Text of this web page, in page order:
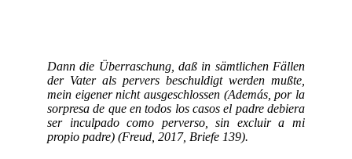
Dann die Überraschung, daß in sämtlichen Fällen
der Vater als pervers beschuldigt werden mußte,
mein eigener nicht ausgeschlossen (Además, por la
sorpresa de que en todos los casos el padre debiera
ser inculpado como perverso, sin excluir a mi
propio padre) (Freud, 2017, Briefe 139).